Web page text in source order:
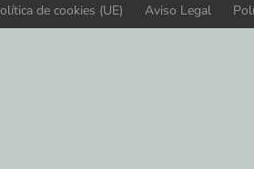
de cookies (UE)
Aviso Legal